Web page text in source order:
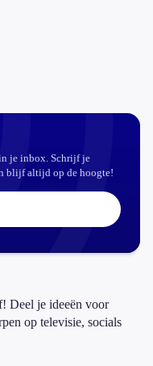
je inbox. Schrijf je
blijf altijd op de hoogte!
Deel je ideeën voor
op televisie, socials